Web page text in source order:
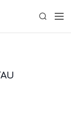
S
M